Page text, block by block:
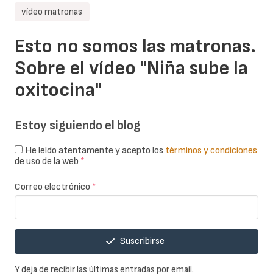
Esto no somos las matronas.
Sobre el vídeo "Niña sube la
oxitocina"
vídeo matronas
Estoy siguiendo el blog
He leído atentamente y acepto los términos y condiciones
de uso de la web *
Correo electrónico *
Suscribirse
Y deja de recibir las últimas entradas por email.